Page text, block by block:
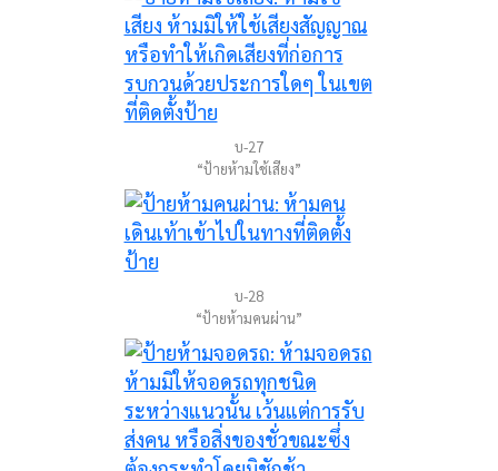
บ-27
“ป้ายห้ามใช้เสียง”
บ-28
“ป้ายห้ามคนผ่าน”